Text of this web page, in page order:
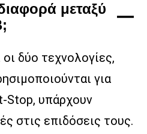
μεταξύ
δύο τεχνολογίες,
για
Stop, υπάρχουν
στις επιδόσεις τους.